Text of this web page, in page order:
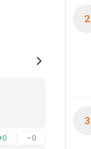
–0
2
3